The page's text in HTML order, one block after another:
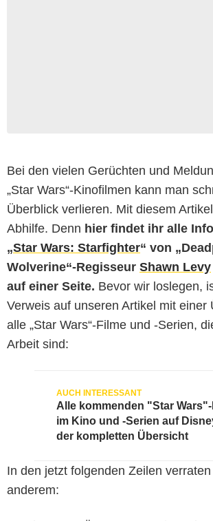
Bei den vielen Gerüchten und
„Star Wars“-Kinofilmen kann man
Überblick verlieren. Mit diesem
Abhilfe. Denn hier findet ihr alle
„Star Wars: Starfighter“ von
Wolverine“-Regisseur Shawn Levy
auf einer Seite. Bevor wir loslegen,
Verweis auf unseren Artikel mit einer
alle „Star Wars“-Filme und -Serien,
Arbeit sind:
Alle kommenden "Star
im Kino und -Serien auf
der kompletten Übersicht
In den jetzt folgenden Zeilen
anderem: